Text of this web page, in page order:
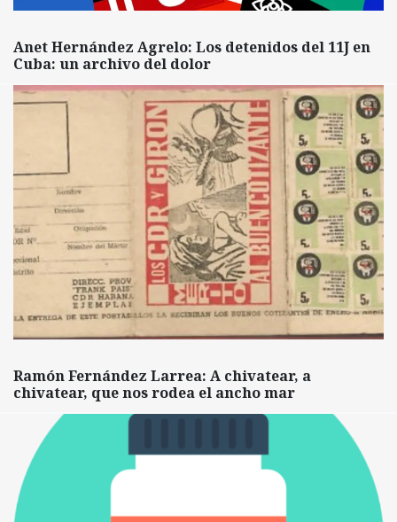
Anet Hernández Agrelo: Los detenidos del 11J en
Cuba: un archivo del dolor
Ramón Fernández Larrea: A chivatear, a
chivatear, que nos rodea el ancho mar